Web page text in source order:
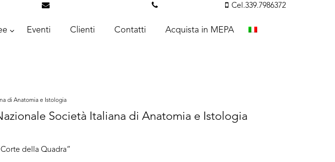
Eventi Clienti Contatti Acquista in MEPA
Cel.339.7986372
di Anatomia e Istologia
Società Italiana di Anatomia e Istologia
della Quadra”